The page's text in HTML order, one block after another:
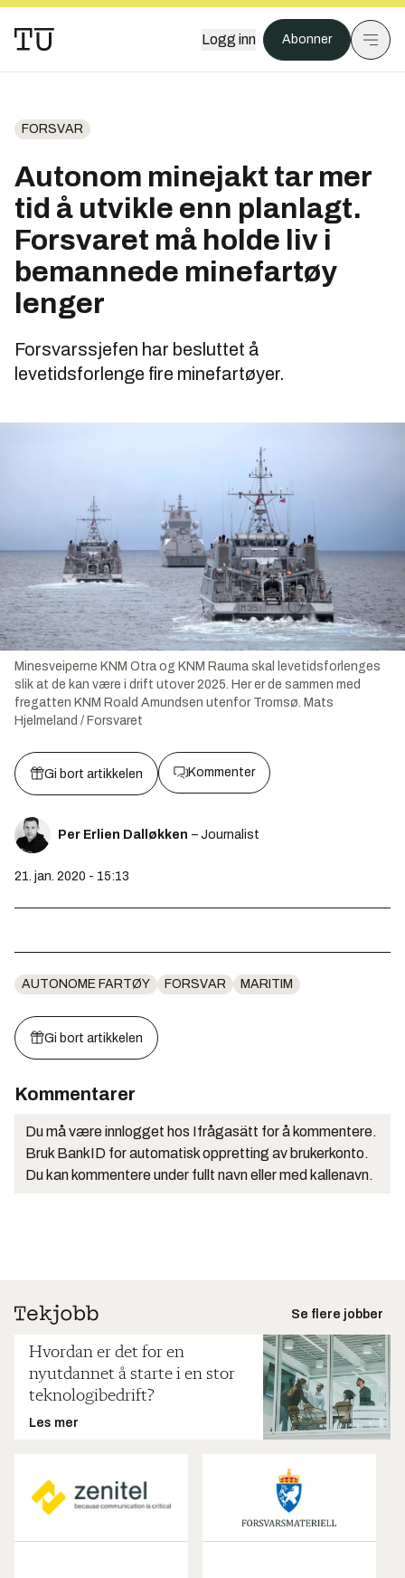
Logg inn Abonner
FORSVAR
Autonom minejakt tar mer
tid å utvikle enn planlagt.
Forsvaret må holde liv i
bemannede minefartøy
lenger
Forsvarssjefen har besluttet å
levetidsforlenge fire minefartøyer.
Minesveiperne KNM Otra og KNM Rauma skal levetidsforlenges
slik at de kan være i drift utover 2025. Her er de sammen med
fregatten KNM Roald Amundsen utenfor Tromsø. Mats
Hjelmeland / Forsvaret
Gi bort artikkelen Kommenter
Per Erlien Dalløkken – Journalist
21. jan. 2020 - 15:13
AUTONOME FARTØY FORSVAR MARITIM
Gi bort artikkelen
Kommentarer
Du må være innlogget hos Ifrågasätt for å kommentere.
Bruk BankID for automatisk oppretting av brukerkonto.
Du kan kommentere under fullt navn eller med kallenavn.
Se flere jobber
Hvordan er det for en
nyutdannet å starte i en stor
teknologibedrift?
Les mer